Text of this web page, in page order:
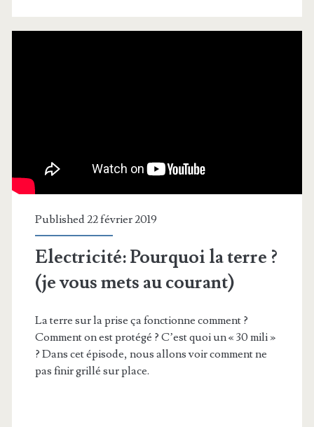
Published 22 février 2019
Electricité: Pourquoi la terre ?
(je vous mets au courant)
La terre sur la prise ça fonctionne comment ?
Comment on est protégé ? C’est quoi un « 30 mili »
? Dans cet épisode, nous allons voir comment ne
pas finir grillé sur place.